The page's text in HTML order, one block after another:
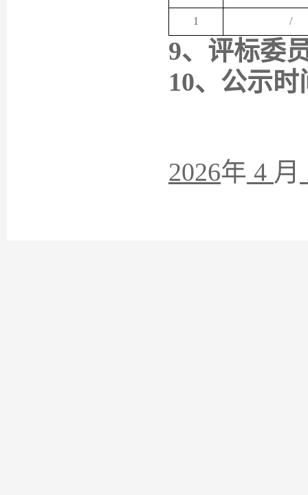
1 /
9、评标委
10、公示时
2026年 4 月